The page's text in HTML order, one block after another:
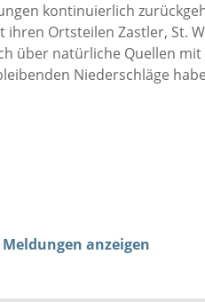
kontinuierlich
ihren Ortsteilen Zastler, St.
über natürliche Quellen
Niederschläge
anzeigen